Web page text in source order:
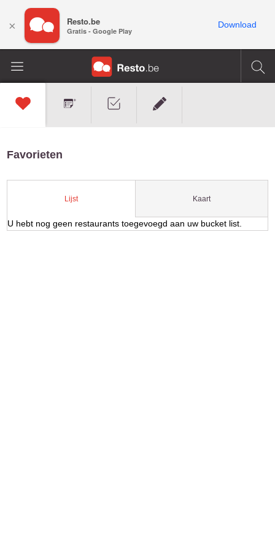
Favorieten
Lijst Kaart
U hebt nog geen restaurants toegevoegd aan uw bucket list.
× Resto.be
Gratis - Google Play
Download